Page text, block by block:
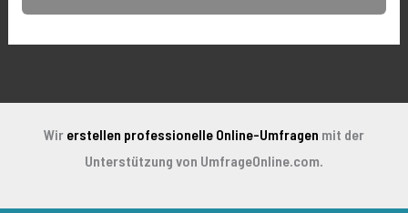
Wir erstellen professionelle Online-Umfragen mit der
Unterstützung von UmfrageOnline.com.